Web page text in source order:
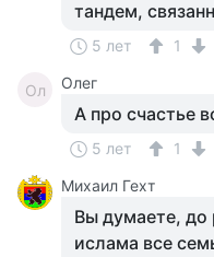
тандем,
5 лет 1
Ол Олег
А про счастье
5 лет
1
Михаил Гехт
Вы думаете, до
ислама все